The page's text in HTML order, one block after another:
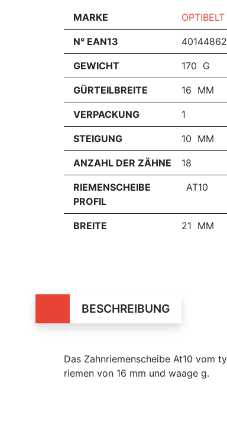
MARKE OPTIBELT
N° EAN13
GEWICHT 170 G
GÜRTEILBREITE 16 MM
VERPACKUNG 1
STEIGUNG 10 MM
ANZAHL DER ZÄHNE 18
RIEMENSCHEIBE
PROFIL
AT10
BREITE 21 MM
BESCHREIBUNG
Das Zahnriemenscheibe At10 vom
riemen von 16 mm und waage g.